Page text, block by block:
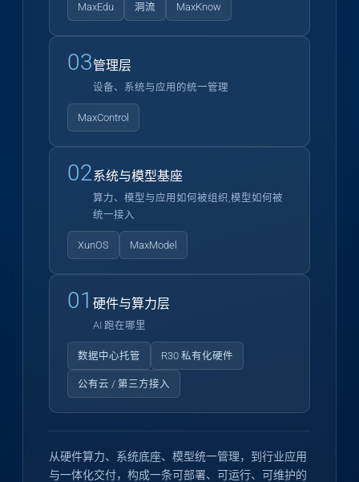
MaxEdu 洞流 MaxKnow
03管理层
设备、系统与应用的统一管理
MaxControl
02系统与模型基座
算力、模型与应用如何被组织,模型如何被
统一接入
XunOS MaxModel
01 硬件与算力层
AI 跑在哪里
数据中心托管 R30 私有化硬件
公有云 / 第三方接入
从硬件算力、系统底座、模型统一管理，到行业应用
与一体化交付，构成一条可部署、可运行、可维护的